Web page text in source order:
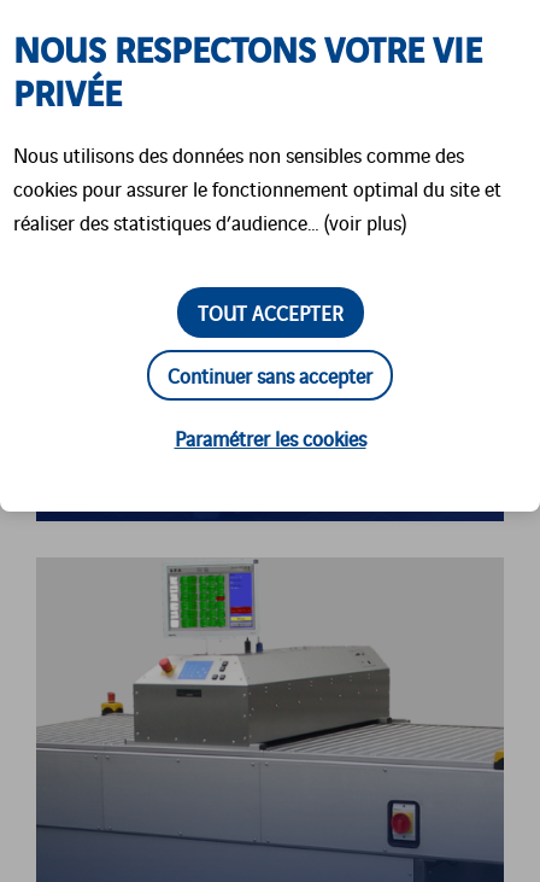
NOUS RESPECTONS VOTRE VIE
PRIVÉE
Nous utilisons des données non sensibles comme des
cookies pour assurer le fonctionnement optimal du site et
réaliser des statistiques d’audience… (voir plus)
TOUT ACCEPTER
Continuer sans accepter
Paramétrer les cookies